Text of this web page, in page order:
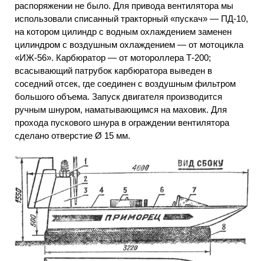
распоряжении не было. Для привода вентилятора мы
использовали списанный тракторный «пускач» — ПД-10,
на котором цилиндр с водным охлаждением заменен
цилиндром с воздушным охлаждением — от мотоцикла
«ИЖ-56». Карбюратор — от мотороллера Т-200;
всасывающий патрубок карбюратора выведен в
соседний отсек, где соединен с воздушным фильтром
большого объема. Запуск двигателя производится
ручным шнуром, наматывающимся на маховик. Для
прохода пускового шнура в ограждении вентилятора
сделано отверстие Ø 15 мм.